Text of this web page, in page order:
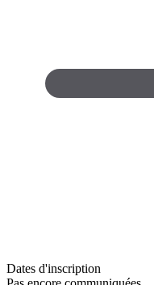
Dates d'inscription